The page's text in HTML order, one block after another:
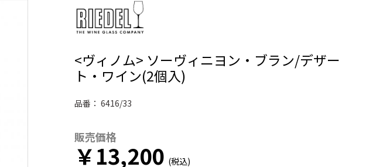
<ヴィノム> ソーヴィニヨン・ブラン/デザー
ト・ワイン(2個入)
品番：6416/33
販売価格
￥13,200